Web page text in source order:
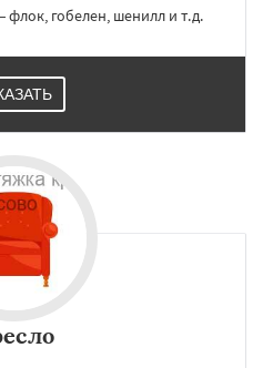
гобелен, шенилл и т.д.